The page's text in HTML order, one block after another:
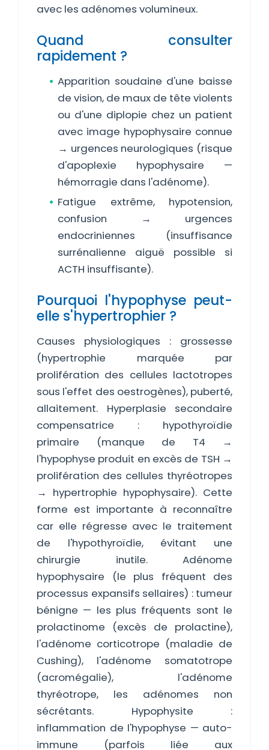
avec les adénomes volumineux.
Quand consulter
rapidement ?
Apparition soudaine d'une baisse
de vision, de maux de tête violents
ou d'une diplopie chez un patient
avec image hypophysaire connue
→ urgences neurologiques (risque
d'apoplexie hypophysaire —
hémorragie dans l'adénome).
Fatigue extrême, hypotension,
confusion → urgences
endocriniennes (insuffisance
surrénalienne aiguë possible si
ACTH insuffisante).
Pourquoi l'hypophyse peut-
elle s'hypertrophier ?
Causes physiologiques : grossesse
(hypertrophie marquée par
prolifération des cellules lactotropes
sous l'effet des oestrogènes), puberté,
allaitement. Hyperplasie secondaire
compensatrice : hypothyroïdie
primaire (manque de T4 →
l'hypophyse produit en excès de TSH →
prolifération des cellules thyréotropes
→ hypertrophie hypophysaire). Cette
forme est importante à reconnaître
car elle régresse avec le traitement
de l'hypothyroïdie, évitant une
chirurgie inutile. Adénome
hypophysaire (le plus fréquent des
processus expansifs sellaires) : tumeur
bénigne — les plus fréquents sont le
prolactinome (excès de prolactine),
l'adénome corticotrope (maladie de
Cushing), l'adénome somatotrope
(acromégalie), l'adénome
thyréotrope, les adénomes non
sécrétants. Hypophysite :
inflammation de l'hypophyse — auto-
immune (parfois liée aux